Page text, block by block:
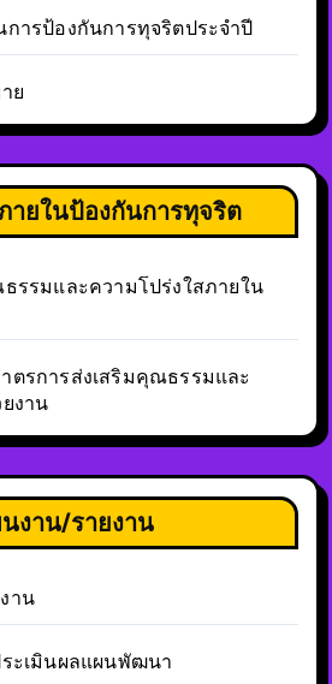
การป้องกันการทุจริตประจำปี
ย
ายในป้องกันการทุจริต
รรมและความโปร่งใสภายใน
ตรการส่งเสริมคุณธรรมและ
งาน
งาน/รายงาน
าน
ะเมินผลแผนพัฒนา